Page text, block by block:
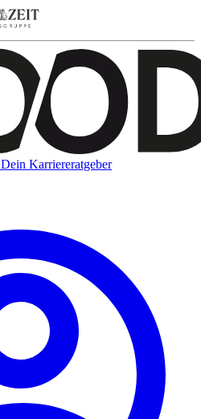
Dein Karriereratgeber